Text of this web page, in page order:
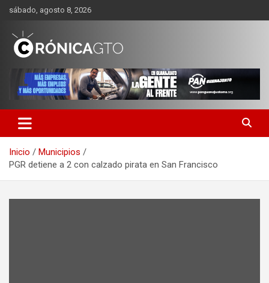
Saltar
contenido
sábado, agosto 8, 2026
CRONICA GUANAJUATO
Inicio
Municipios
PGR detiene a 2 con calzado pirata en San Francisco